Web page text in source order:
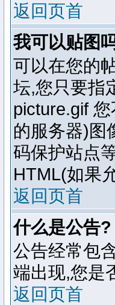
返回页首
我可以贴图
可以在您的
坛,您只要指
picture.gif
的服务器)图
码保护站点
HTML(如果
返回页首
什么是公告?
公告经常包
端出现,您是
返回页首